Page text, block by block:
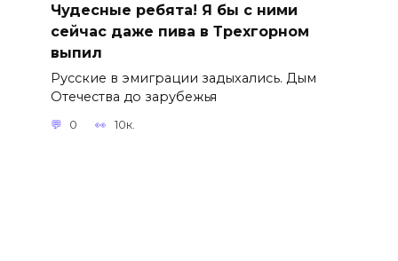
Чудесные ребята! Я бы с ними
сейчас даже пива в Трехгорном
выпил
Русские в эмиграции задыхались. Дым
Отечества до зарубежья
0 10к.